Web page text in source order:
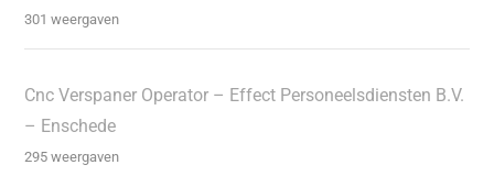
301 weergaven
Cnc Verspaner Operator – Effect Personeelsdiensten B.V.
– Enschede
295 weergaven